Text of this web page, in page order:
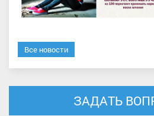
Все новости
ЗАДАТЬ